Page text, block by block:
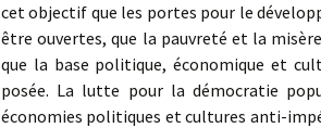
cet objectif que les portes pour le
être ouvertes, que la pauvreté et la
que la base politique, économique et
posée. La lutte pour la démocratie
économies politiques et cultures anti-